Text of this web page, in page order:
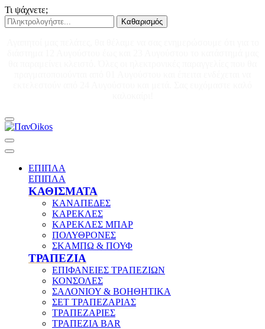
Τι ψάχνετε;
Καθαρισμός
ΕΠΙΠΛΑ
ΕΠΙΠΛΑ
ΚΑΘΙΣΜΑΤΑ
ΚΑΝΑΠΕΔΕΣ
ΚΑΡΕΚΛΕΣ
ΚΑΡΕΚΛΕΣ ΜΠΑΡ
ΠΟΛΥΘΡΟΝΕΣ
ΣΚΑΜΠΩ & ΠΟΥΦ
ΤΡΑΠΕΖΙΑ
ΕΠΙΦΑΝΕΙΕΣ ΤΡΑΠΕΖΙΩΝ
ΚΟΝΣΟΛΕΣ
ΣΑΛΟΝΙΟΥ & ΒΟΗΘΗΤΙΚΑ
ΣΕΤ ΤΡΑΠΕΖΑΡΙΑΣ
ΤΡΑΠΕΖΑΡΙΕΣ
ΤΡΑΠΕΖΙΑ BAR